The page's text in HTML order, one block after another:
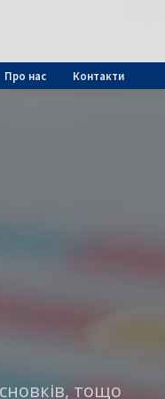
Про нас Контакти
тощо